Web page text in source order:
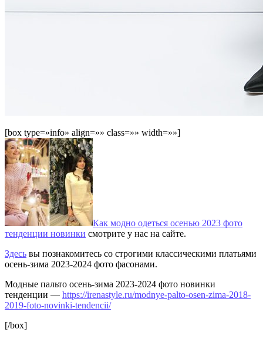
[box type=»info» align=»» class=»» width=»»]
Как модно одеться осенью 2023 фото
тенденции новинки смотрите у нас на сайте.
Здесь вы познакомитесь со строгими классическими платьями
осень-зима 2023-2024 фото фасонами.
Модные пальто осень-зима 2023-2024 фото новинки
тенденции — https://irenastyle.ru/modnye-palto-osen-zima-2018-
2019-foto-novinki-tendencii/
[/box]